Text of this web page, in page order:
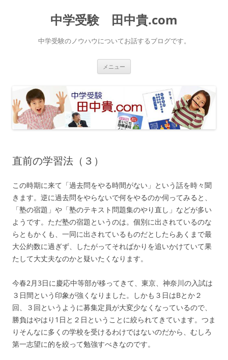
中学受験 田中貴.com
中学受験のノウハウについてお話するブログです。
メニュー
ス
キ
ッ
プ
直前の学習法（３）
この時期に来て「過去問をやる時間がない」という話を時々聞
きます。逆に過去問をやらないで何をやるのか伺ってみると、
「塾の宿題」や「塾のテキスト問題集のやり直し」などが多い
ようです。ただ塾の宿題というのは。個別に出されているのな
らともかくも、一同に出されているものだとしたらあくまで最
大公約数に過ぎず、したがってそればかりを追いかけていて果
たして大丈夫なのかと疑いたくなります。
今春2月3日に慶応中等部が移ってきて、東京、神奈川の入試は
３日間という印象が強くなりました。しかも３日はBとか２
回、３回というように募集定員が大変少なくなっているので、
勝負はやはり1日と２日ということに絞られてきています。つま
りそんなに多くの学校を受けるわけではないのだから、むしろ
第一志望に的を絞って勉強すべきなのです。